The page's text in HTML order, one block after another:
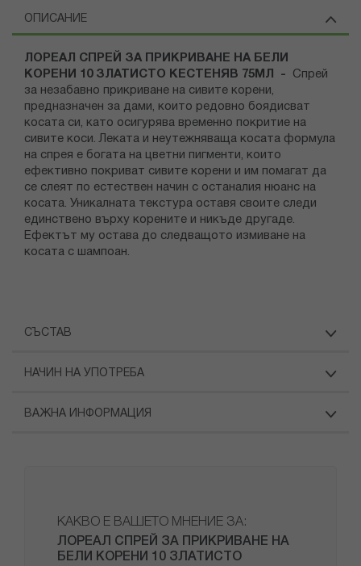
ОПИСАНИЕ
ЛОРЕАЛ СПРЕЙ ЗА ПРИКРИВАНЕ НА БЕЛИ
КОРЕНИ 10 ЗЛАТИСТО КЕСТЕНЯВ 75МЛ - Спрей
за незабавно прикриване на сивите корени,
предназначен за дами, които редовно боядисват
косата си, като осигурява временно покритие на
сивите коси. Леката и неутежняваща косата формула
на спрея е богата на цветни пигменти, които
ефективно покриват сивите корени и им помагат да
се слеят по естествен начин с останалия нюанс на
косата. Уникалната текстура оставя своите следи
единствено върху корените и никъде другаде.
Ефектът му остава до следващото измиване на
косата с шампоан.
СЪСТАВ
НАЧИН НА УПОТРЕБА
ВАЖНА ИНФОРМАЦИЯ
КАКВО Е ВАШЕТО МНЕНИЕ ЗА:
ЛОРЕАЛ СПРЕЙ ЗА ПРИКРИВАНЕ НА
БЕЛИ КОРЕНИ 10 ЗЛАТИСТО